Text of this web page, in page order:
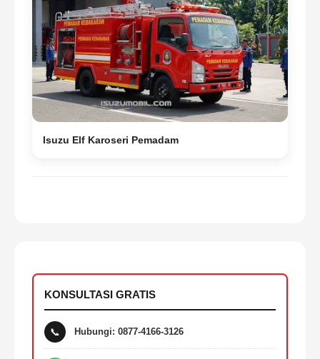
Isuzu Elf Karoseri Pemadam
KONSULTASI GRATIS
📞 Hubungi: 0877-4166-3126